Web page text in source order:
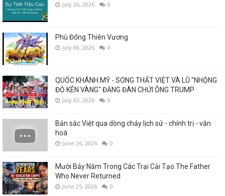
July 26, 2026 0
Phù Đổng Thiên Vương
July 08, 2026 0
QUỐC KHÁNH MỸ - SONG THẤT VIỆT VÀ LŨ "NHỘNG
ĐỎ KÉN VÀNG" ĐĂNG ĐÀN CHỬI ÔNG TRUMP
July 02, 2026 0
Bản sắc Việt qua dòng chảy lịch sử - chính trị - văn
hoá
June 26, 2026 0
Mười Bảy Năm Trong Các Trại Cải Tạo.The Father
Who Never Returned
June 25, 2026 0